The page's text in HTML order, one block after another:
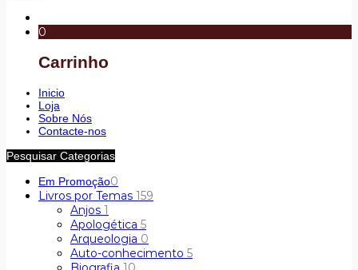
0
Carrinho
Inicio
Loja
Sobre Nós
Contacte-nos
Pesquisar Categorias
Em Promoção0
Livros por Temas 159
Anjos 1
Apologética 5
Arqueologia 0
Auto-conhecimento 5